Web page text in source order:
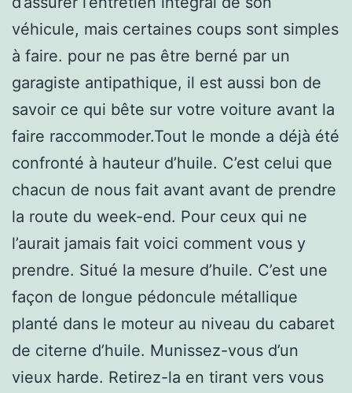
véhicule, mais certaines coups sont simples
à faire. pour ne pas être berné par un
garagiste antipathique, il est aussi bon de
savoir ce qui bête sur votre voiture avant la
faire raccommoder.Tout le monde a déjà été
confronté à hauteur d’huile. C’est celui que
chacun de nous fait avant avant de prendre
la route du week-end. Pour ceux qui ne
l’aurait jamais fait voici comment vous y
prendre. Situé la mesure d’huile. C’est une
façon de longue pédoncule métallique
planté dans le moteur au niveau du cabaret
de citerne d’huile. Munissez-vous d’un
vieux harde. Retirez-la en tirant vers vous